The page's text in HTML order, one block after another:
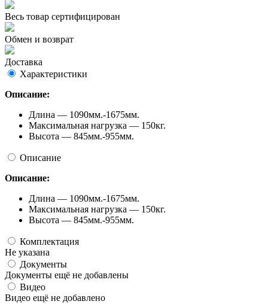
Весь товар сертифицирован
Обмен и возврат
Доставка
Характеристики
Описание:
Длина — 1090мм.-1675мм.
Максимальная нагрузка — 150кг.
Высота — 845мм.-955мм.
Описание
Описание:
Длина — 1090мм.-1675мм.
Максимальная нагрузка — 150кг.
Высота — 845мм.-955мм.
Комплектация
Не указана
Документы
Документы ещё не добавлены
Видео
Видео ещё не добавлено